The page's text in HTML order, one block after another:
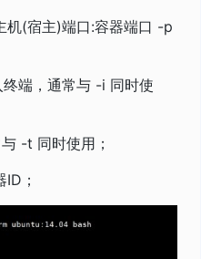
机(宿主)端口:容器端口 -p
端，通常与 -i 同时使
-t 同时使用；
；